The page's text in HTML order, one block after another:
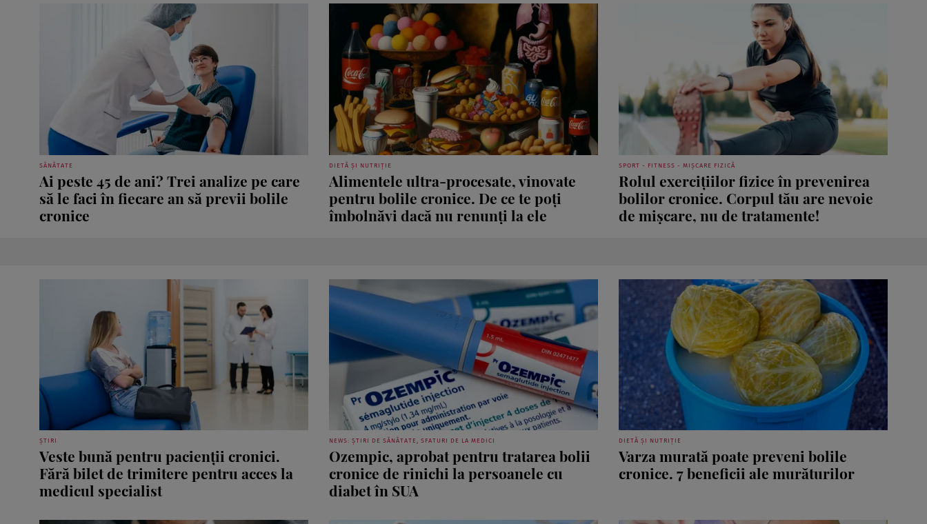
SĂNĂTATE
Ai peste 45 de ani? Trei analize pe care
să le faci în fiecare an să previi bolile
cronice
DIETĂ ȘI NUTRIȚIE
Alimentele ultra-procesate, vinovate
pentru bolile cronice. De ce te poți
îmbolnăvi dacă nu renunți la ele
SPORT - FITNESS - MIȘCARE FIZICĂ
Rolul exercițiilor fizice în prevenirea
bolilor cronice. Corpul tău are nevoie
de mișcare, nu de tratamente!
ȘTIRI
Veste bună pentru pacienții cronici.
Fără bilet de trimitere pentru acces la
medicul specialist
NEWS: ȘTIRI DE SĂNĂTATE, SFATURI DE LA MEDICI
Ozempic, aprobat pentru tratarea bolii
cronice de rinichi la persoanele cu
diabet în SUA
DIETĂ ȘI NUTRIȚIE
Varza murată poate preveni bolile
cronice. 7 beneficii ale murăturilor